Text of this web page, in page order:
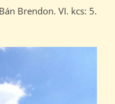
Brendon. VI. kcs: 5.